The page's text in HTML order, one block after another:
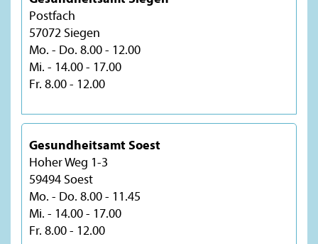
Postfach
57072 Siegen
Mo. - Do. 8.00 - 12.00
Mi. - 14.00 - 17.00
Fr. 8.00 - 12.00
Gesundheitsamt Soest
Hoher Weg 1-3
59494 Soest
Mo. - Do. 8.00 - 11.45
Mi. - 14.00 - 17.00
Fr. 8.00 - 12.00